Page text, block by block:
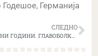
Германија
СЛЕДНО
БОЛНИ ГОДИНИ. ГЛАВОБОЛКАТА ГОДИНИ